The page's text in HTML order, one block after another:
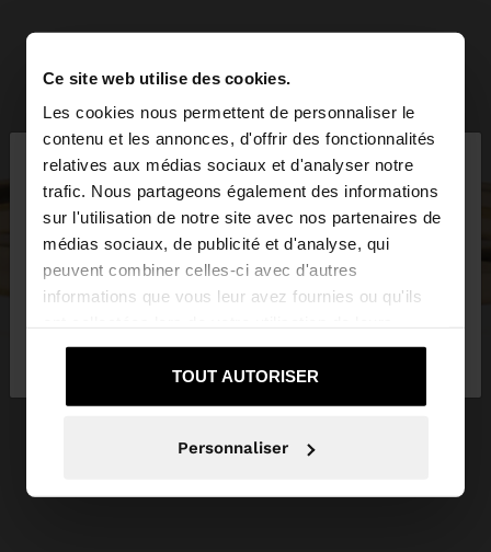
Ce site web utilise des cookies.
Les cookies nous permettent de personnaliser le
contenu et les annonces, d'offrir des fonctionnalités
relatives aux médias sociaux et d'analyser notre
trafic. Nous partageons également des informations
sur l'utilisation de notre site avec nos partenaires de
médias sociaux, de publicité et d'analyse, qui
peuvent combiner celles-ci avec d'autres
informations que vous leur avez fournies ou qu'ils
services.
TOUT AUTORISER
Personnaliser
bonjour ×
Vous accédez au site depuis Luxembourg. Voulez-
vous parcourir notre site au United States?